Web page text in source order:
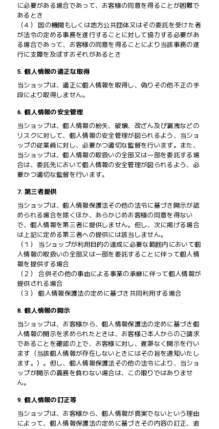
に必要がある場合であって、お客様の同意を得ることが困難で
あるとき
（４） 国の機関もしくは地方公共団体又はその委託を受けた者
が法令の定める事務を遂行することに対して協力する必要があ
る場合であって、お客様の同意を得ることにより当該事務の遂
行に支障を及ぼすおそれがあるとき
5. 個人情報の適正な取得
当ショップは、適正に個人情報を取得し、偽りその他不正の手
段により取得しません。
6. 個人情報の安全管理
当ショップは、個人情報の紛失、破壊、改ざん及び漏洩などの
リスクに対して、個人情報の安全管理が図られるよう、当ショ
ップの従業員に対し、必要かつ適切な監督を行います。また、
当ショップは、個人情報の取扱いの全部又は一部を委託する場
合は、委託先において個人情報の安全管理が図られるよう、必
要かつ適切な監督を行います。
7. 第三者提供
当ショップは、個人情報保護法その他の法令に基づき開示が認
められる場合を除くほか、あらかじめお客様の同意を得ない
で、個人情報を第三者に提供しません。但し、次に掲げる場合
は上記に定める第三者への提供には該当しません。
（１） 当ショップが利用目的の達成に必要な範囲内において個
人情報の取扱いの全部又は一部を委託することに伴って個人情
報を提供する場合
（２） 合併その他の事由による事業の承継に伴って個人情報が
提供される場合
（３） 個人情報保護法の定めに基づき共同利用する場合
8. 個人情報の開示
当ショップは、お客様から、個人情報保護法の定めに基づき個
人情報の開示を求められたときは、お客様ご本人からのご請求
であることを確認の上で、お客様に対し、遅滞なく開示を行い
ます（当該個人情報が存在しないときにはその旨を通知いたし
ます。）。但し、個人情報保護法その他の法令により、当ショ
ップが開示の義務を負わない場合は、この限りではありませ
ん。
9. 個人情報の訂正等
当ショップは、お客様から、個人情報が真実でないという理由
によって、個人情報保護法の定めに基づきその内容の訂正、追